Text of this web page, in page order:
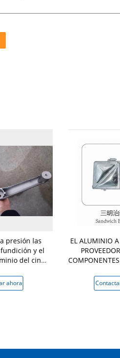
presión las
y el
del cinc
ahora
EL ALUMINIO